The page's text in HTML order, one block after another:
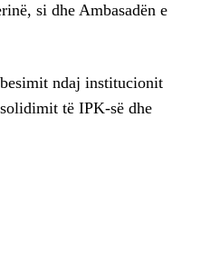
si dhe Ambasadën e
ndaj institucionit
të IPK-së dhe